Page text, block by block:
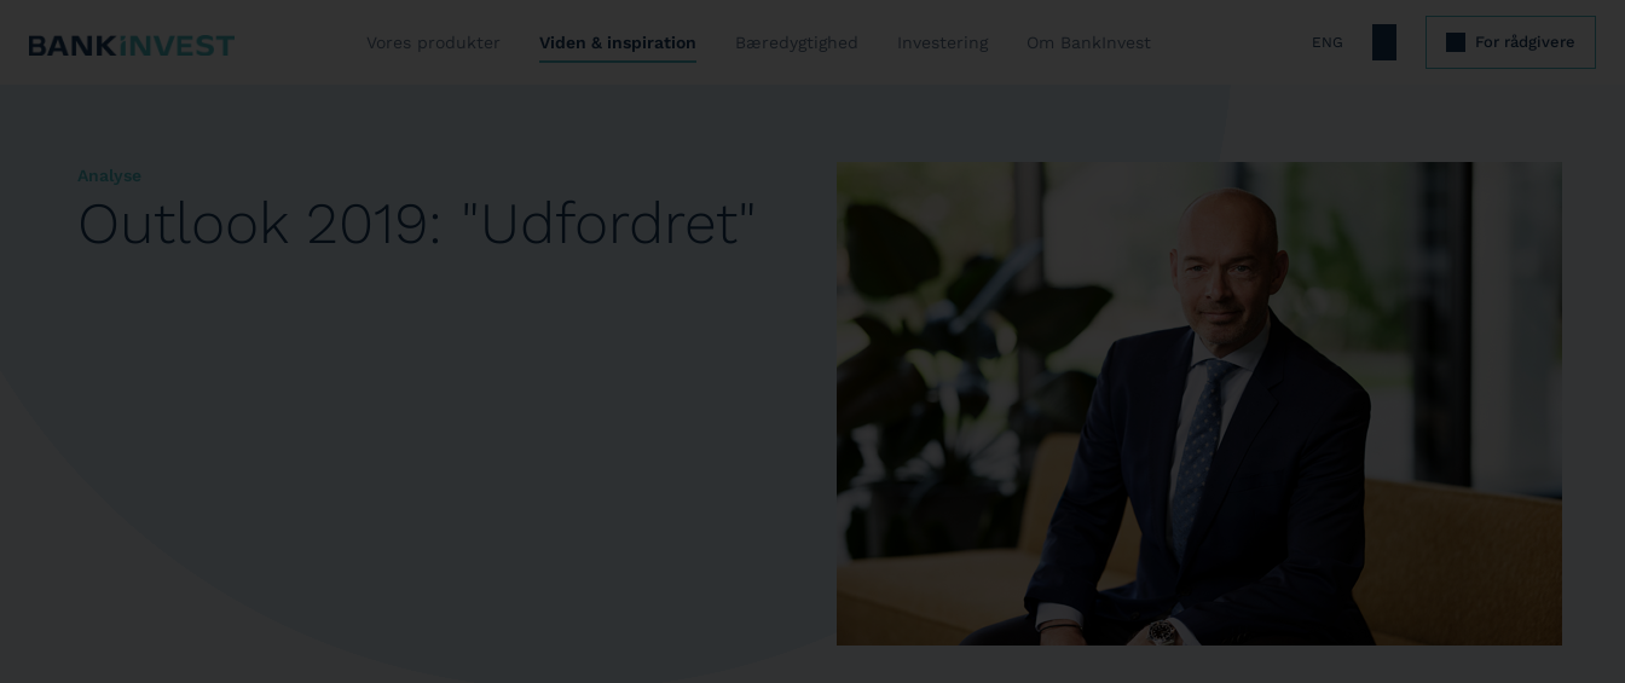
Vores produkter Viden & inspiration Bæredygtighed Investering Om BankInvest ENG For rådgivere
Analyse
Outlook 2019: "Udfordret"